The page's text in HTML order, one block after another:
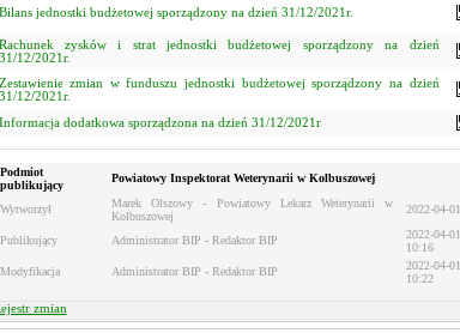
jednostki budżetowej sporządzony na dzień 31/12/2021r.
zysków i strat jednostki budżetowej sporządzony na dzień
12/2021r.
zmian w funduszu jednostki budżetowej sporządzony na dzień
12/2021r.
dodatkowa sporządzona na dzień 31/12/2021r
Podmiot
publikujący
Powiatowy Inspektorat Weterynarii w Kolbuszowej
Wytworzył
Marek Olszowy - Powiatowy Lekarz Weterynarii w
Kolbuszowej
2022-04-01
Publikujący Administrator BIP - Redaktor BIP
2022-04-01
10:16
Modyfikacja
Administrator BIP - Redaktor BIP
2022-04-01
10:22
zmian